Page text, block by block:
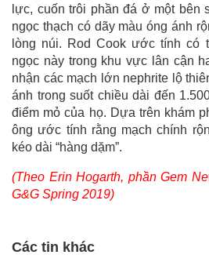
lực, cuốn trôi phần đá ở một bên
ngọc thạch có dãy màu óng ánh
lòng núi. Rod Cook ước tính có
ngọc này trong khu vực lân cận
nhận các mạch lớn nephrite lộ
ánh trong suốt chiều dài đến
điểm mỏ của họ. Dựa trên khám
ông ước tính rằng mạch chính
kéo dài “hàng dặm”.
(Theo Erin Hogarth, phần Gem
G&G Spring 2019)
Các tin khác